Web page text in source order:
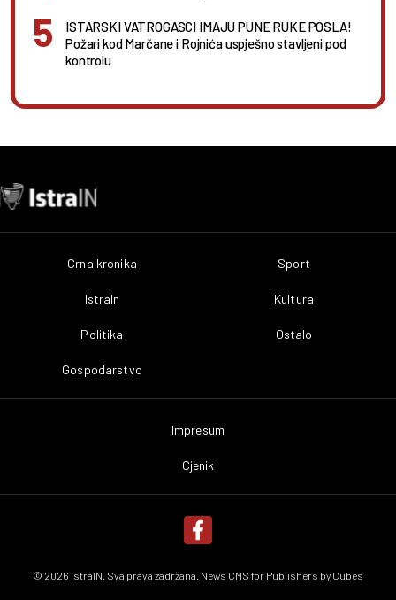
ISTARSKI VATROGASCI IMAJU PUNE RUKE POSLA!
Požari kod Marčane i Rojnića uspješno stavljeni pod
kontrolu
Crna kronika
IstraIn
Politika
Gospodarstvo
Sport
Kultura
Ostalo
Impresum
Cjenik
© 2026 IstraIN. Sva prava zadržana. News CMS for Publishers by Cubes